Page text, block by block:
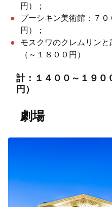
円）；
プーシキン美術館：７
円）；
モスクワのクレムリン
（～１８００円）
計： １４００～１９０
円）
劇場